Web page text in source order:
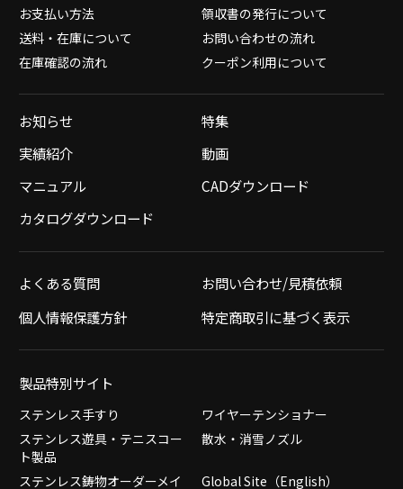
お支払い方法
領収書の発行について
送料・在庫について
お問い合わせの流れ
在庫確認の流れ
クーポン利用について
お知らせ
特集
実績紹介
動画
マニュアル
CADダウンロード
カタログダウンロード
よくある質問
お問い合わせ/見積依頼
個人情報保護方針
特定商取引に基づく表示
製品特別サイト
ステンレス手すり
ワイヤーテンショナー
ステンレス遊具・テニスコー
ト製品
散水・消雪ノズル
ステンレス鋳物オーダーメイ Global Site（English）